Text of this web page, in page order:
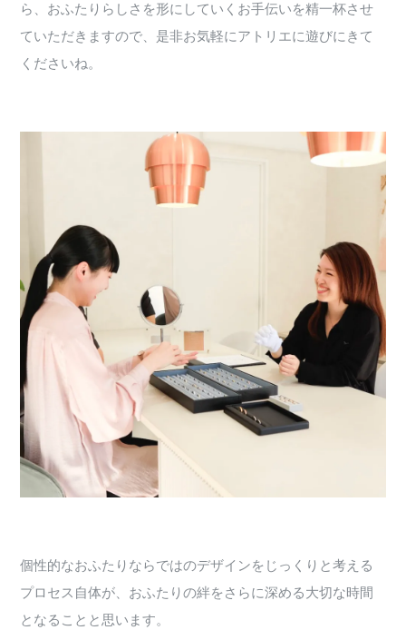
ら、おふたりらしさを形にしていくお手伝いを精一杯させ
ていただきますので、是非お気軽にアトリエに遊びにきて
くださいね。
個性的なおふたりならではのデザインをじっくりと考える
プロセス自体が、おふたりの絆をさらに深める大切な時間
となることと思います。